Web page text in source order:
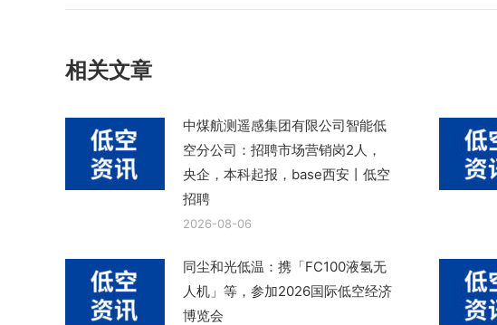
章：
相关文章
中煤航测遥感集团有限公司智能低
空分公司：招聘市场营销岗2人，
央企，本科起报，base西安丨低空
招聘
2026-08-06
同尘和光低温：携「FC100液氢无
人机」等，参加2026国际低空经济
博览会